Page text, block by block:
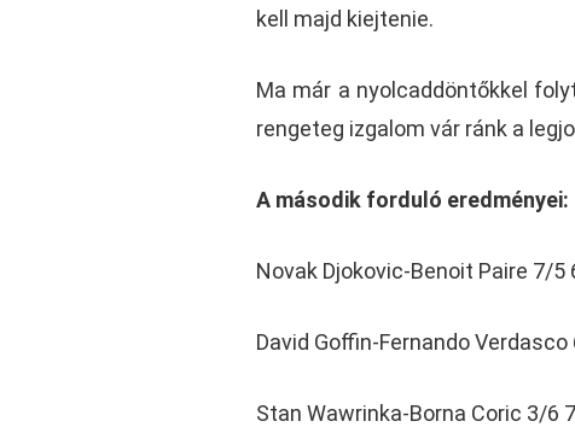
kell majd kiejtenie.
Ma már a nyolcaddöntőkkel
rengeteg izgalom vár ránk a
A második forduló eredményei:
Novak Djokovic-Benoit Paire 7/5
David Goffin-Fernando
Stan Wawrinka-Borna Coric 3/6